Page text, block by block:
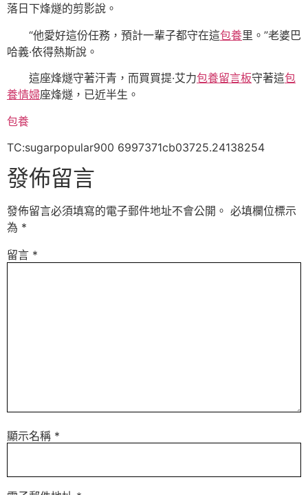
落日下烽燧的剪影說。
“他愛好這份任務，預計一輩子都守在這包養里。”老婆巴
哈義·依得熱斯說。
這座烽燧守著汗青，而買買提·艾力包養留言板守著這包
養情婦座烽燧，已近半生。
包養
TC:sugarpopular900 6997371cb03725.24138254
發佈留言
發佈留言必須填寫的電子郵件地址不會公開。 必填欄位標示
為 *
留言 *
顯示名稱 *